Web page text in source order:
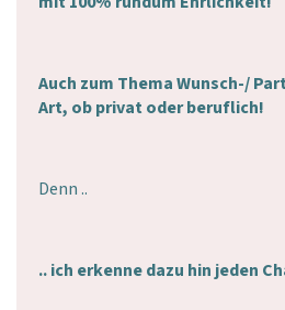
Auch zum Thema Wunsch-/
Art, ob privat oder beruflich!
Denn ..
.. ich erkenne dazu hin jeden